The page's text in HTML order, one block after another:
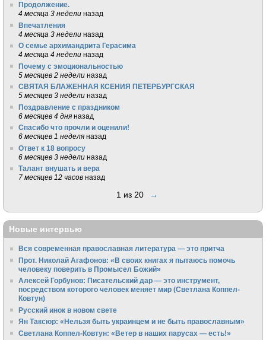
Продолжение.
4 месяца 3 недели назад
Впечатления
4 месяца 3 недели назад
О семье архимандрита Герасима
4 месяца 4 недели назад
Почему с эмоциональностью
5 месяцев 2 недели назад
СВЯТАЯ БЛАЖЕННАЯ КСЕНИЯ ПЕТЕРБУРГСКАЯ
5 месяцев 3 недели назад
Поздравление с праздником
6 месяцев 4 дня назад
Спасибо что прочли и оценили!
6 месяцев 1 неделя назад
Ответ к 18 вопросу
6 месяцев 3 недели назад
Талант внушать и вера
7 месяцев 12 часов назад
1 из 20 →
Новые интервью
Вся современная православная литература — это притча
Прот. Николай Агафонов: «В своих книгах я пытаюсь помочь
человеку поверить в Промысел Божий»
Алексей Горбунов: Писательский дар — это инструмент,
посредством которого человек меняет мир (Светлана Коппел-
Ковтун)
Русский инок в новом свете
Ян Таксюр: «Нельзя быть украинцем и не быть православным»
Светлана Коппел-Ковтун: «Ветер в наших парусах — есть!»